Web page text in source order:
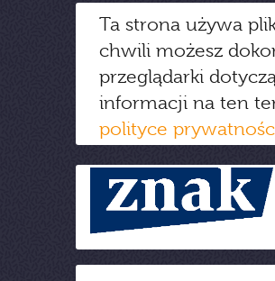
Ta strona używa
chwili możesz
przeglądarki
informacji na ten
polityce